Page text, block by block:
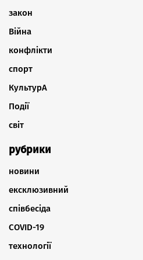
закон
Війна
конфлікти
спорт
КультурА
Події
світ
рубрики
новини
ексклюзивний
співбесіда
COVID-19
технології